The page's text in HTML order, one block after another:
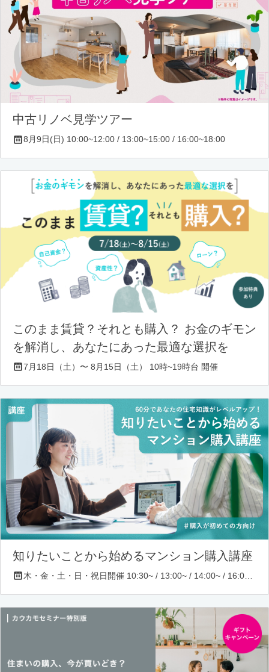
中古リノベ見学ツアー
8月9日(日) 10:00~12:00 / 13:00~15:00 / 16:00~18:00
このまま賃貸？それとも購入？ お金のギモン
を解消し、あなたにあった最適な選択を
7月18日（土）〜 8月15日（土） 10時~19時台 開催
知りたいことから始めるマンション購入講座